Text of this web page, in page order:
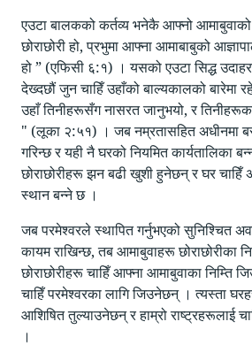
एउटा बालकको कर्तव्य भनेकै आफ्नो आमाबुवाको
छोराछोरी हो, प्रभुमा आफ्ना आमाबाबुको
हो ” (एफिसी ६:१) । यसको एउटा सिद्ध
देख्दछौं जुन चाहिँ उहाँको बाल्यकालको
उहाँ तिनीहरूसँग नासरत जानुभयो, र
" (लूका २:५१) । जब नम्रतासहित अधीनमा
गरिन्छ र यही नै घरको नियमित कार्यतालिका
छोराछोरीहरू झन बढी खुशी हुनेछन् र घर
स्थान बन्ने छ ।
जब परमेश्वरले स्थापित गर्नुभएको सुनिश्चित
कायम राखिन्छ, तब आमाबुवाहरू छोराछोरीका
छोराछोरीहरू चाहिँ आफ्ना आमाबुवाका निम्ति
चाहिँ परमेश्वरका लागि जिउनेछन् । त्यस्ता
आशिषित तुल्याउनेछन् र हाम्रो राष्ट्रहरूलाई
।